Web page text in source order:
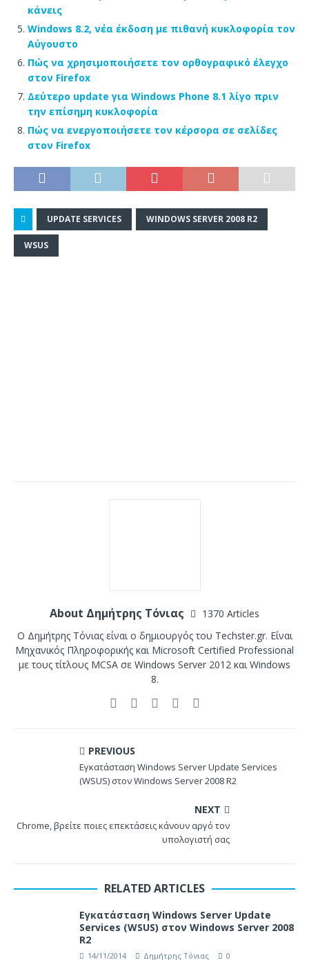
κάνεις
Windows 8.2, νέα έκδοση με πιθανή κυκλοφορία τον
Αύγουστο
Πώς να χρησιμοποιήσετε τον ορθογραφικό έλεγχο
στον Firefox
Δεύτερο update για Windows Phone 8.1 λίγο πριν
την επίσημη κυκλοφορία
Πώς να ενεργοποιήσετε τον κέρσορα σε σελίδες
στον Firefox
UPDATE SERVICES WINDOWS SERVER 2008 R2
WSUS
About Δημήτρης Τόνιας
1370 Articles
Ο Δημήτρης Τόνιας είναι ο δημιουργός του Techster.gr. Είναι
Μηχανικός Πληροφορικής και Microsoft Certified Professional
με τους τίτλους MCSA σε Windows Server 2012 και Windows
8.
PREVIOUS
Εγκατάσταση Windows Server Update Services
(WSUS) στον Windows Server 2008 R2
NEXT
Chrome, βρείτε ποιες επεκτάσεις κάνουν αργό τον
υπολογιστή σας
RELATED ARTICLES
Εγκατάσταση Windows Server Update
Services (WSUS) στον Windows Server 2008
R2
14/11/2014 Δημήτρης Τόνιας 0